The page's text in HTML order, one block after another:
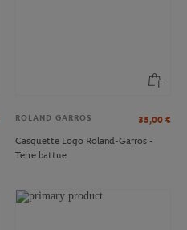
ROLAND GARROS 35,00 €
Casquette Logo Roland-Garros -
Terre battue